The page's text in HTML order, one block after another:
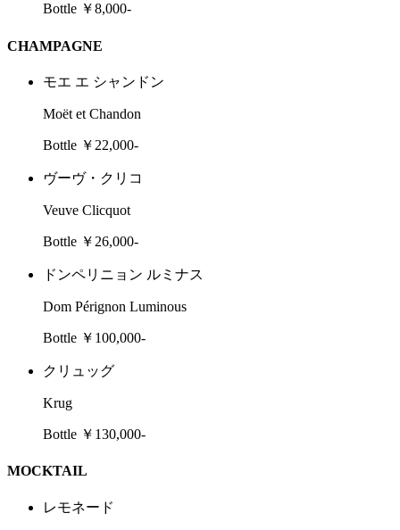
Bottle ￥8,000-
CHAMPAGNE
モエ エ シャンドン
Moët et Chandon
Bottle ￥22,000-
ヴーヴ・クリコ
Veuve Clicquot
Bottle ￥26,000-
ドンペリニョン ルミナス
Dom Pérignon Luminous
Bottle ￥100,000-
クリュッグ
Krug
Bottle ￥130,000-
MOCKTAIL
レモネード